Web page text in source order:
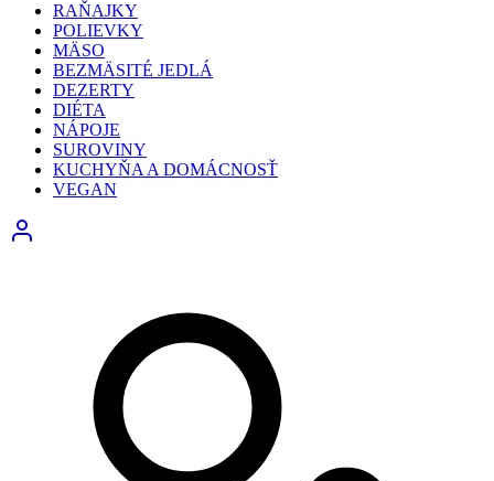
RAŇAJKY
POLIEVKY
MÄSO
BEZMÄSITÉ JEDLÁ
DEZERTY
DIÉTA
NÁPOJE
SUROVINY
KUCHYŇA A DOMÁCNOSŤ
VEGAN